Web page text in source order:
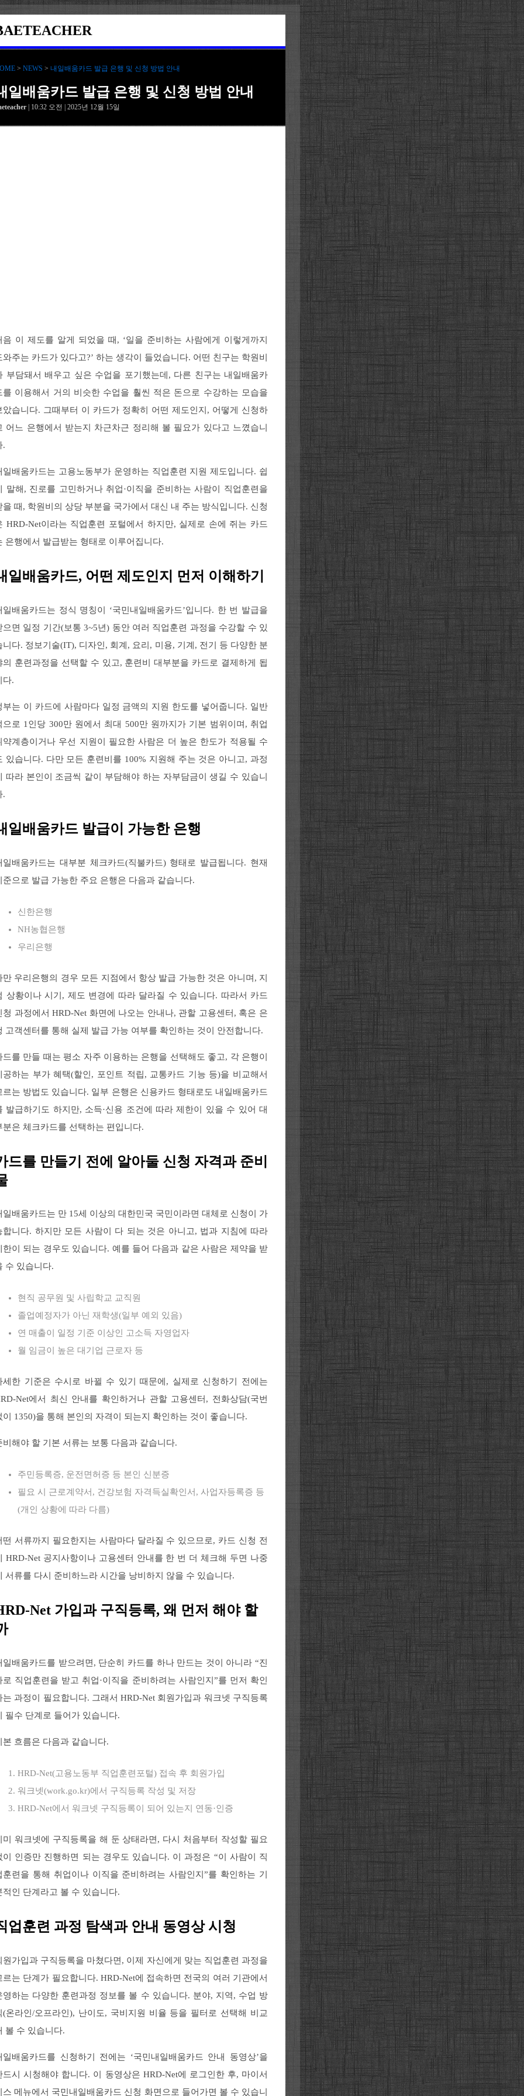
> NEWS > 내일배움카드 발급 은행 및 신청 방법 안내
일배움카드 발급 은행 및 신청 방법 안내
| 10:32 오전 | 2025년 12월 15일
음 이 제도를 알게 되었을 때, ‘일을 준비하는 사람에게 이렇게까지
와주는 카드가 있다고?’ 하는 생각이 들었습니다. 어떤 친구는 학원비
부담돼서 배우고 싶은 수업을 포기했는데, 다른 친구는 내일배움카
를 이용해서 거의 비슷한 수업을 훨씬 적은 돈으로 수강하는 모습을
았습니다. 그때부터 이 카드가 정확히 어떤 제도인지, 어떻게 신청하
어느 은행에서 받는지 차근차근 정리해 볼 필요가 있다고 느꼈습니
.
일배움카드는 고용노동부가 운영하는 직업훈련 지원 제도입니다. 쉽
말해, 진로를 고민하거나 취업·이직을 준비하는 사람이 직업훈련을
을 때, 학원비의 상당 부분을 국가에서 대신 내 주는 방식입니다. 신청
HRD-Net이라는 직업훈련 포털에서 하지만, 실제로 손에 쥐는 카드
은행에서 발급받는 형태로 이루어집니다.
일배움카드, 어떤 제도인지 먼저 이해하기
일배움카드는 정식 명칭이 ‘국민내일배움카드’입니다. 한 번 발급을
으면 일정 기간(보통 3~5년) 동안 여러 직업훈련 과정을 수강할 수 있
니다. 정보기술(IT), 디자인, 회계, 요리, 미용, 기계, 전기 등 다양한 분
의 훈련과정을 선택할 수 있고, 훈련비 대부분을 카드로 결제하게 됩
다.
부는 이 카드에 사람마다 일정 금액의 지원 한도를 넣어줍니다. 일반
으로 1인당 300만 원에서 최대 500만 원까지가 기본 범위이며, 취업
약계층이거나 우선 지원이 필요한 사람은 더 높은 한도가 적용될 수
있습니다. 다만 모든 훈련비를 100% 지원해 주는 것은 아니고, 과정
따라 본인이 조금씩 같이 부담해야 하는 자부담금이 생길 수 있습니
.
일배움카드 발급이 가능한 은행
일배움카드는 대부분 체크카드(직불카드) 형태로 발급됩니다. 현재
준으로 발급 가능한 주요 은행은 다음과 같습니다.
신한은행
NH농협은행
우리은행
만 우리은행의 경우 모든 지점에서 항상 발급 가능한 것은 아니며, 지
상황이나 시기, 제도 변경에 따라 달라질 수 있습니다. 따라서 카드
청 과정에서 HRD-Net 화면에 나오는 안내나, 관할 고용센터, 혹은 은
고객센터를 통해 실제 발급 가능 여부를 확인하는 것이 안전합니다.
드를 만들 때는 평소 자주 이용하는 은행을 선택해도 좋고, 각 은행이
공하는 부가 혜택(할인, 포인트 적립, 교통카드 기능 등)을 비교해서
르는 방법도 있습니다. 일부 은행은 신용카드 형태로도 내일배움카드
발급하기도 하지만, 소득·신용 조건에 따라 제한이 있을 수 있어 대
분은 체크카드를 선택하는 편입니다.
드를 만들기 전에 알아둘 신청 자격과 준비
일배움카드는 만 15세 이상의 대한민국 국민이라면 대체로 신청이 가
합니다. 하지만 모든 사람이 다 되는 것은 아니고, 법과 지침에 따라
한이 되는 경우도 있습니다. 예를 들어 다음과 같은 사람은 제약을 받
수 있습니다.
현직 공무원 및 사립학교 교직원
졸업예정자가 아닌 재학생(일부 예외 있음)
연 매출이 일정 기준 이상인 고소득 자영업자
월 임금이 높은 대기업 근로자 등
세한 기준은 수시로 바뀔 수 있기 때문에, 실제로 신청하기 전에는
Net에서 최신 안내를 확인하거나 관할 고용센터, 전화상담(국번
이 1350)을 통해 본인의 자격이 되는지 확인하는 것이 좋습니다.
비해야 할 기본 서류는 보통 다음과 같습니다.
주민등록증, 운전면허증 등 본인 신분증
필요 시 근로계약서, 건강보험 자격득실확인서, 사업자등록증 등
(개인 상황에 따라 다름)
떤 서류까지 필요한지는 사람마다 달라질 수 있으므로, 카드 신청 전
HRD-Net 공지사항이나 고용센터 안내를 한 번 더 체크해 두면 나중
서류를 다시 준비하느라 시간을 낭비하지 않을 수 있습니다.
Net 가입과 구직등록, 왜 먼저 해야 할
일배움카드를 받으려면, 단순히 카드를 하나 만드는 것이 아니라 “진
로 직업훈련을 받고 취업·이직을 준비하려는 사람인지”를 먼저 확인
는 과정이 필요합니다. 그래서 HRD-Net 회원가입과 워크넷 구직등록
필수 단계로 들어가 있습니다.
본 흐름은 다음과 같습니다.
HRD-Net(고용노동부 직업훈련포털) 접속 후 회원가입
워크넷(work.go.kr)에서 구직등록 작성 및 저장
HRD-Net에서 워크넷 구직등록이 되어 있는지 연동·인증
미 워크넷에 구직등록을 해 둔 상태라면, 다시 처음부터 작성할 필요
이 인증만 진행하면 되는 경우도 있습니다. 이 과정은 “이 사람이 직
훈련을 통해 취업이나 이직을 준비하려는 사람인지”를 확인하는 기
적인 단계라고 볼 수 있습니다.
업훈련 과정 탐색과 안내 동영상 시청
원가입과 구직등록을 마쳤다면, 이제 자신에게 맞는 직업훈련 과정을
르는 단계가 필요합니다. HRD-Net에 접속하면 전국의 여러 기관에서
영하는 다양한 훈련과정 정보를 볼 수 있습니다. 분야, 지역, 수업 방
(온라인/오프라인), 난이도, 국비지원 비율 등을 필터로 선택해 비교
볼 수 있습니다.
일배움카드를 신청하기 전에는 ‘국민내일배움카드 안내 동영상’을
드시 시청해야 합니다. 이 동영상은 HRD-Net에 로그인한 후, 마이서
스 메뉴에서 국민내일배움카드 신청 화면으로 들어가면 볼 수 있습니